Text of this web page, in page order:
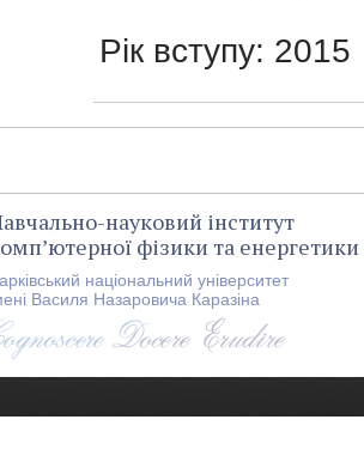
Рік вступу: 2015
науковий інститут
фізики та енергетики
національний університет
Василя Назаровича Каразіна